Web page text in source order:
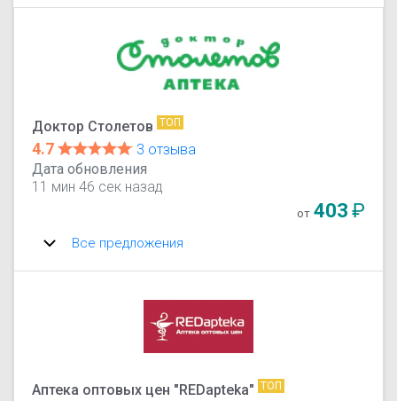
Доктор Столетов ТОП
4.7
3 отзыва
Дата обновления
11 мин 46 сек назад
от 403₽
Все предложения
Аптека оптовых цен "REDapteka" ТОП